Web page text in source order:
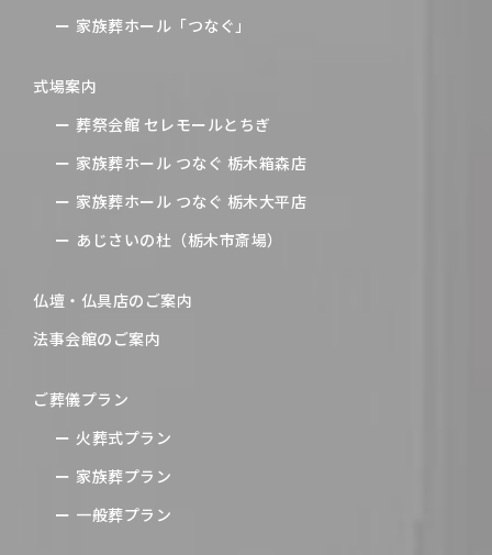
家族葬ホール「つなぐ」
式場案内
葬祭会館 セレモールとちぎ
家族葬ホール つなぐ 栃木箱森店
家族葬ホール つなぐ 栃木大平店
あじさいの杜（栃木市斎場）
仏壇・仏具店のご案内
法事会館のご案内
ご葬儀プラン
火葬式プラン
家族葬プラン
一般葬プラン